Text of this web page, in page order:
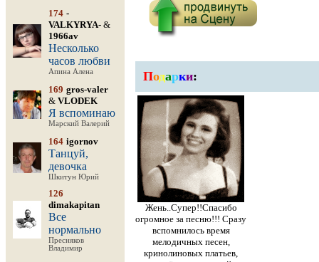
174 -
VALKYRYA- &
1966av
Несколько
часов любви
Апина Алена
169 gros-valer
& VLODEK
Я вспоминаю
Марский Валерий
164 igornov
Танцуй,
девочка
Шкитун Юрий
126
dimakapitan
Все
нормально
Пресняков
Владимир
Подарки:
Жень..Супер!!Спасибо
огромное за песню!!! Сразу
вспомнилось время
мелодичных песен,
кринолиновых платьев,